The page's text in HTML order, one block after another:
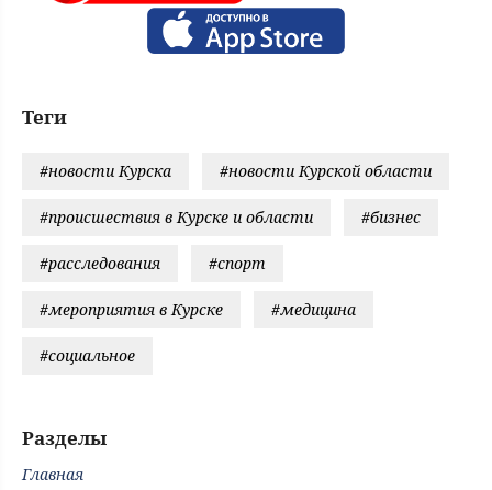
Теги
#новости Курска #новости Курской области
#происшествия в Курске и области #бизнес
#расследования #спорт
#мероприятия в Курске #медицина
#социальное
Разделы
Главная